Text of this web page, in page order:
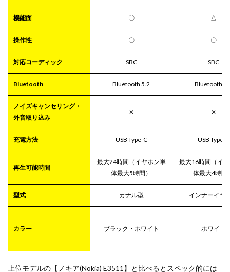
機能面 〇 △
操作性 〇 〇
対応コーディック SBC SBC
Bluetooth Bluetooth 5.2 Bluetooth
ノイズキャンセリング・
外音取り込み
✕ ✕
充電方法 USB Type-C USB Type-C
再生可能時間
最大24時間（イヤホン単
体最大5時間）
最大16時間（イ
体最大4時間
型式 カナル型 インナーイヤ
カラー ブラック・ホワイト ホワイト
上位モデルの【ノキア(Nokia) E3511】と比べるとスペック的には